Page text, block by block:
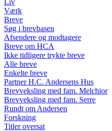
Værk
Breve
Søg i brevbasen
Afsendere og modtagere
Breve om HCA
Ikke tidligere trykte breve
Alle breve
Enkelte breve
Partner H.C. Andersens Hus
Brevveksling med fam. Melchior
Brevveksling med fam. Serre
Rundt om Andersen
Forskning
Titler oversat